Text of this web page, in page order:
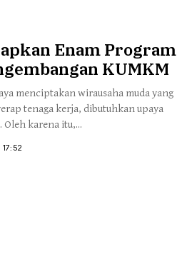
Lingkungan
Enam Program
KUMKM
menciptakan wirausaha muda yang
tenaga kerja, dibutuhkan upaya
karena itu,...
17:52